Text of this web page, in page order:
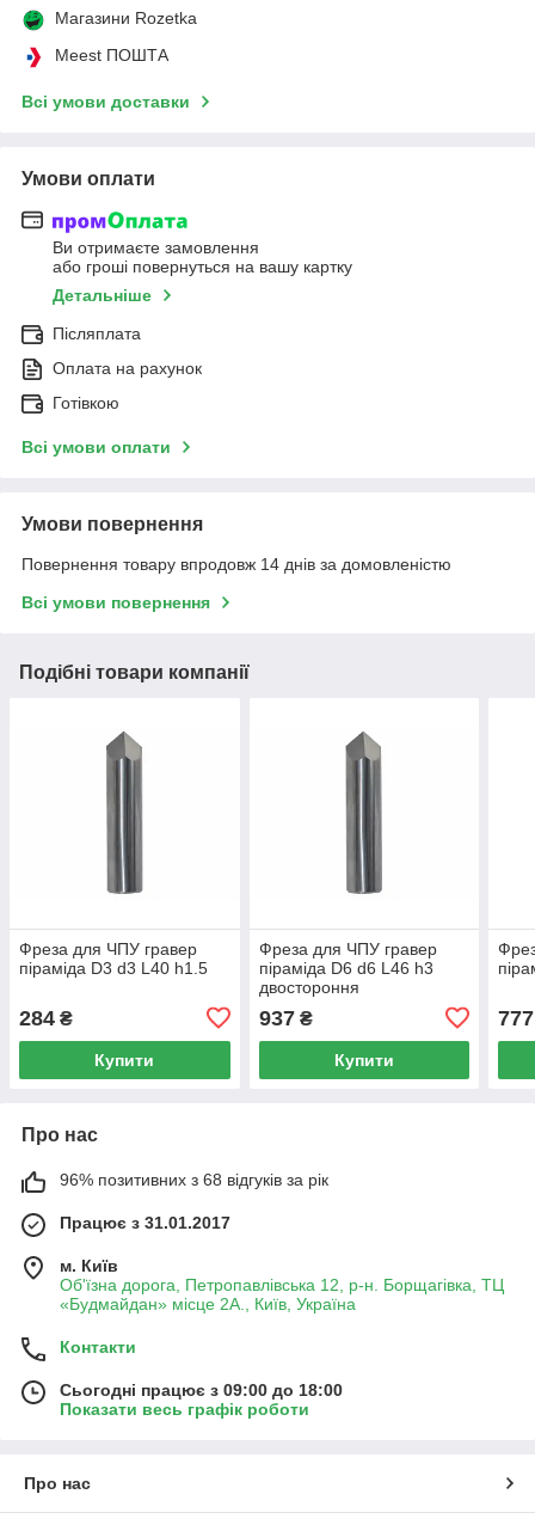
Магазини Rozetka
Meest ПОШТА
Всі умови доставки
Умови оплати
Ви отримаєте замовлення
або гроші повернуться на вашу картку
Детальніше
Післяплата
Оплата на рахунок
Готівкою
Всі умови оплати
Умови повернення
Повернення товару впродовж 14 днів за домовленістю
Всі умови повернення
Подібні товари компанії
Фреза для ЧПУ гравер
піраміда D3 d3 L40 h1.5
284 ₴
Купити
Фреза для ЧПУ гравер
піраміда D6 d6 L46 h3
двостороння
937₴
Купити
777
Про нас
96% позитивних з 68 відгуків за рік
Працює з 31.01.2017
м. Київ
Об'їзна дорога, Петропавлівська 12, р-н. Борщагівка, ТЦ
«Будмайдан» місце 2А., Київ, Україна
Контакти
Сьогодні працює з 09:00 до 18:00
Показати весь графік роботи
Про нас